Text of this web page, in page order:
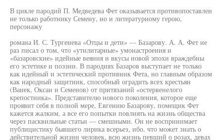
В цикле пародий П. Медведева Фет оказывается противопоставлен
не только работнику Семену, но и литературному герою,
персонажу
романа И. С. Тургенева «Отцы и дети» — Базарову. А. А. Фет не
раз писал о том, что «утилитарные» умонастроения и
«базаровские» идейные веяния и вкусы новой эпохи враждебны
его эстетике и поэзии. В пародиях Базаров выступает не только
как идейный и эстетический противник Фета, но главным образом
как народный защитник, способный оградить всех крестьян
(Ванек, Оксан и Семенов) от притязаний «остервенелого
крепостника». Представителю нового поколения, которое еще
проявит себя в полной мере, Евгению Базарову, помещик Фет
кажется жалким, а все его попытки повлиять на жизнь общества
через пасквильные статьи — смешными. Он не воспринимает
публицистику бывшего лирика всерьез, ибо, что может знать о
действительной жизни человек, всю жизнь певший о розах, девах